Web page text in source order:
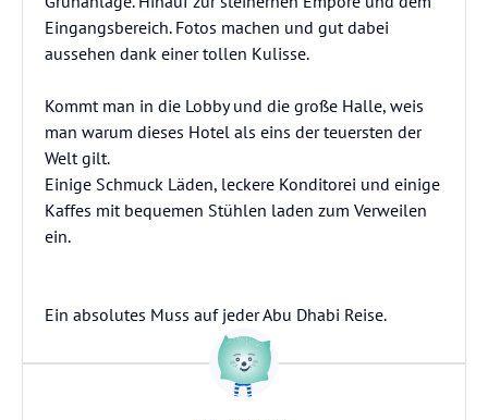
Eingangsbereich. Fotos machen und gut dabei
aussehen dank einer tollen Kulisse.
Kommt man in die Lobby und die große Halle, weis
man warum dieses Hotel als eins der teuersten der
Welt gilt.
Einige Schmuck Läden, leckere Konditorei und einige
Kaffes mit bequemen Stühlen laden zum Verweilen
ein.
Ein absolutes Muss auf jeder Abu Dhabi Reise.